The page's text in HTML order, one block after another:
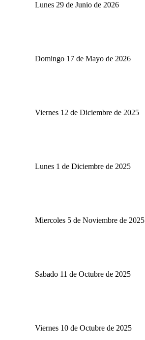
Lunes 29 de Junio de 2026
Domingo 17 de Mayo de 2026
Viernes 12 de Diciembre de 2025
Lunes 1 de Diciembre de 2025
Miercoles 5 de Noviembre de 2025
Sabado 11 de Octubre de 2025
Viernes 10 de Octubre de 2025